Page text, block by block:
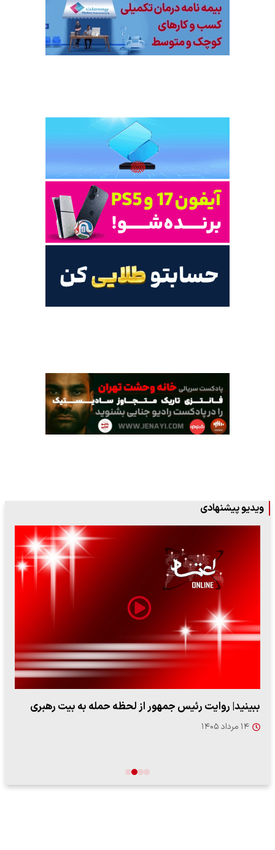
ویدیو پیشنهادی
ببینید| روایت رئیس جمهور از لحظه حمله به بیت رهبری
۱۴ مرداد ۱۴۰۵